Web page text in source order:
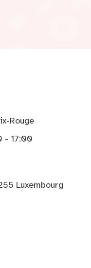
Rouge
- 17:00
Luxembourg